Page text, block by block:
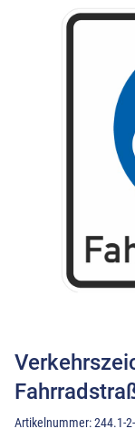
Artikelnummer:244.1-